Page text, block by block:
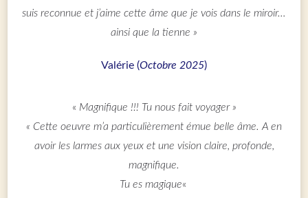
suis reconnue et j’aime cette âme que je vois dans le miroir…
ainsi que la tienne »
Valérie (Octobre 2025)
« Magnifique !!! Tu nous fait voyager »
« Cette oeuvre m’a particulièrement émue belle âme. A en
avoir les larmes aux yeux et une vision claire, profonde,
magnifique.
Tu es magique«